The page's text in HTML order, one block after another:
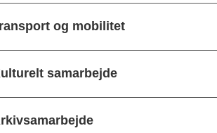
og mobilitet
samarbejde